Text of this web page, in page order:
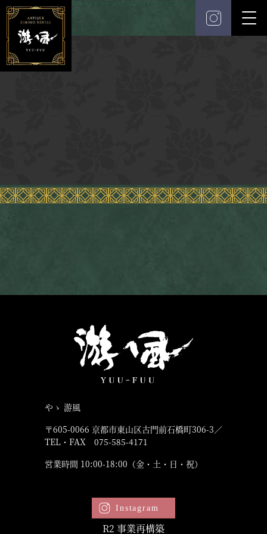
やゝ 游風
〒605-0066 京都市東山区古門前石橋町306-3／
TEL・FAX 075-585-4171
営業時間 10:00-18:00（金・土・日・祝）
R2 事業再構築